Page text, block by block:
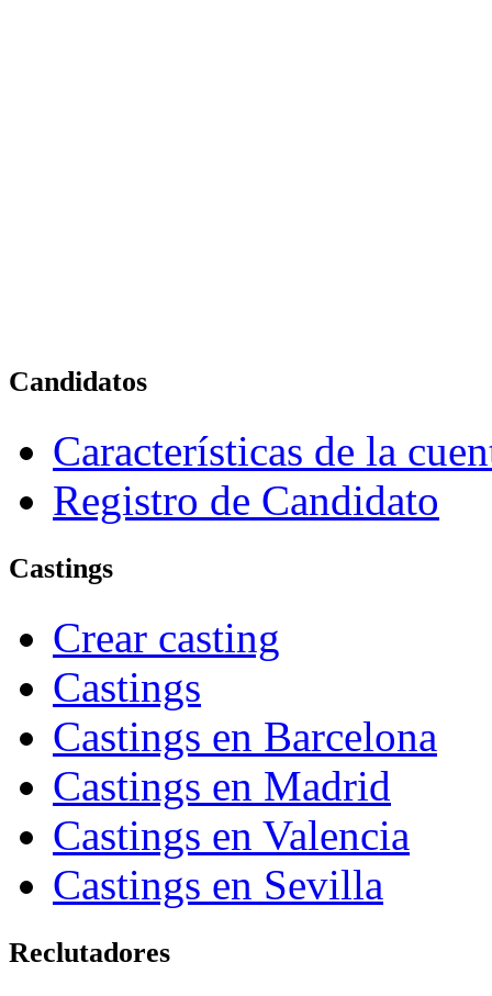
Candidatos
Características de la
Registro de Candidato
Castings
Crear casting
Castings
Castings en Barcelona
Castings en Madrid
Castings en Valencia
Castings en Sevilla
Reclutadores